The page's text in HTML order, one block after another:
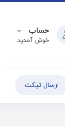
حساب
خوش آمدید
ارسال تیکت